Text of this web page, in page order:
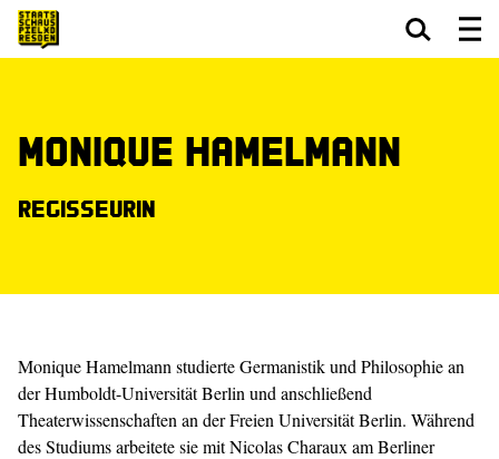
Monique Hamelmann
Regisseurin
Monique Hamelmann studierte Germanistik und Philosophie an
der Humboldt-Universität Berlin und anschließend
Theaterwissenschaften an der Freien Universität Berlin. Während
des Studiums arbeitete sie mit Nicolas Charaux am Berliner